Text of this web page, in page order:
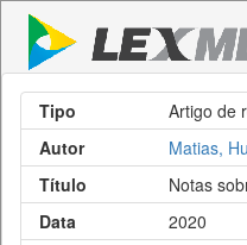
Tipo
Artigo de
Autor
Matias,
Título
Notas
Data
2020